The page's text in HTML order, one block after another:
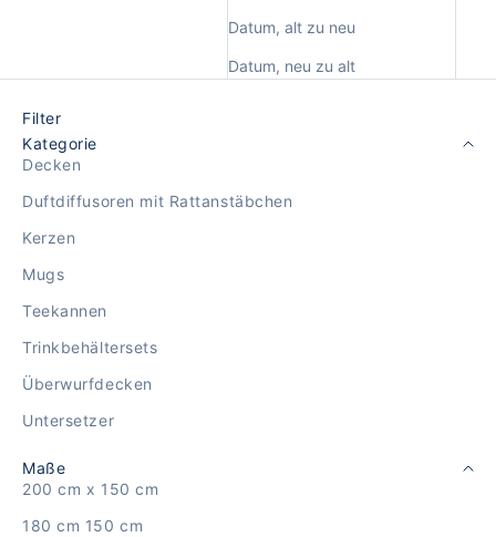
Datum, alt zu neu
Datum, neu zu alt
Filter
Kategorie
Decken
Duftdiffusoren mit Rattanstäbchen
Kerzen
Mugs
Teekannen
Trinkbehältersets
Überwurfdecken
Untersetzer
Maße
200 cm x 150 cm
180 cm 150 cm